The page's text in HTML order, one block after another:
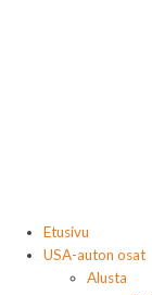
Etusivu
USA-auton osat
Alusta